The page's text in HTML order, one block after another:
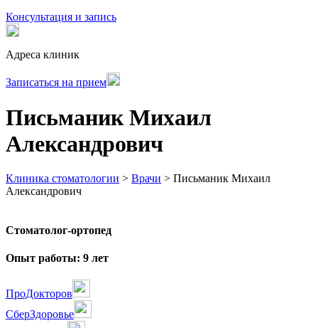
Консультация и запись
Адреса клиник
Записаться на прием
Письманик Михаил
Александрович
Клиника стоматологии > Врачи > Письманик Михаил
Александрович
Стоматолог-ортопед
Опыт работы: 9 лет
ПроДокторов
СберЗдоровье